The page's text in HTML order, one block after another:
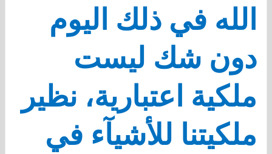
الله في ذلك اليوم
دون شك ليست
ملكية اعتبارية، نظير
ملكيتنا للأشيآء في